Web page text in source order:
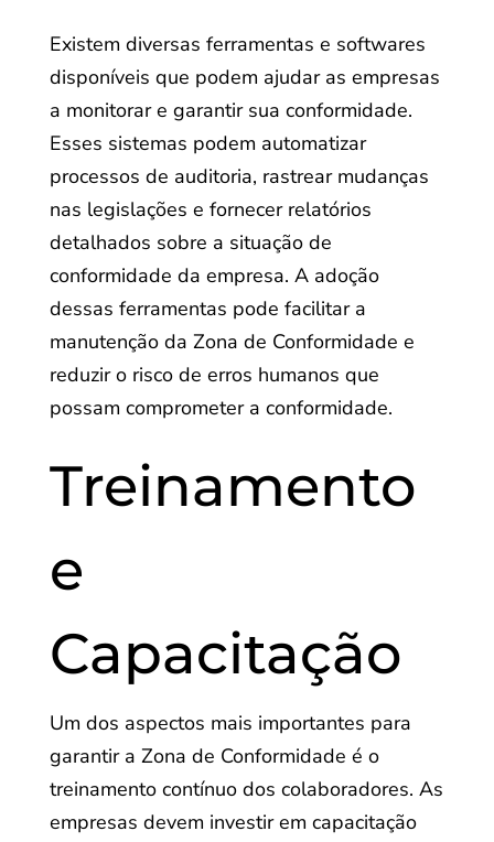
Existem diversas ferramentas e softwares
disponíveis que podem ajudar as empresas
a monitorar e garantir sua conformidade.
Esses sistemas podem automatizar
processos de auditoria, rastrear mudanças
nas legislações e fornecer relatórios
detalhados sobre a situação de
conformidade da empresa. A adoção
dessas ferramentas pode facilitar a
manutenção da Zona de Conformidade e
reduzir o risco de erros humanos que
possam comprometer a conformidade.
Treinamento
e
Capacitação
Um dos aspectos mais importantes para
garantir a Zona de Conformidade é o
treinamento contínuo dos colaboradores. As
empresas devem investir em capacitação